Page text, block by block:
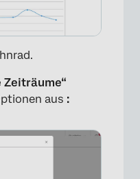
Zeiträume“
aus :